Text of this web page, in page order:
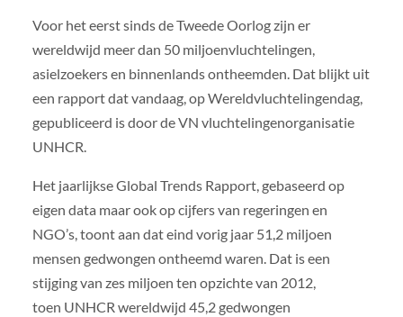
Voor het eerst sinds de Tweede Oorlog zijn er
wereldwijd meer dan 50 miljoenvluchtelingen,
asielzoekers en binnenlands ontheemden. Dat blijkt uit
een rapport dat vandaag, op Wereldvluchtelingendag,
gepubliceerd is door de VN vluchtelingenorganisatie
UNHCR.
Het jaarlijkse Global Trends Rapport, gebaseerd op
eigen data maar ook op cijfers van regeringen en
NGO’s, toont aan dat eind vorig jaar 51,2 miljoen
mensen gedwongen ontheemd waren. Dat is een
stijging van zes miljoen ten opzichte van 2012,
toen UNHCR wereldwijd 45,2 gedwongen